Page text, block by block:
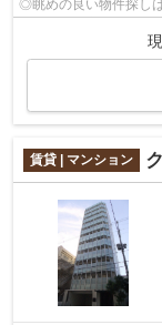
◎眺めの良い物件探し
件なので、交通経路を
賃貸 | マンション